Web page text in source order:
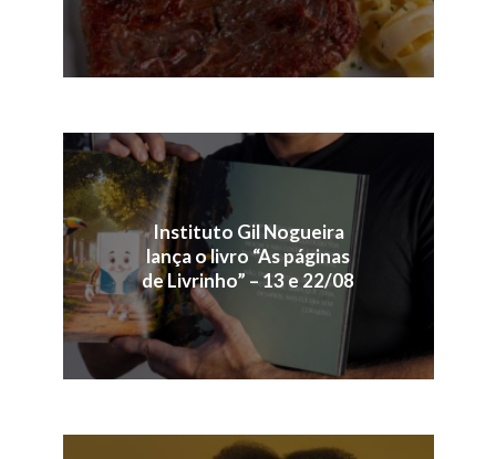
Instituto Gil Nogueira
lança o livro “As páginas
de Livrinho” – 13 e 22/08